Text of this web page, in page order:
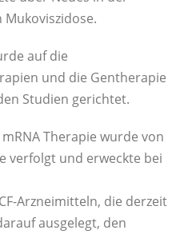
Mukoviszidose.
auf die
und die Gentherapie
Studien gerichtet.
Therapie wurde von
verfolgt und erweckte bei
Arzneimitteln, die derzeit
ausgelegt, den